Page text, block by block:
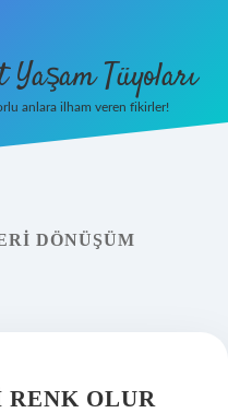
Yaşam Tüyoları
anlara ilham veren fikirler!
DÖNÜŞÜM
RENK OLUR